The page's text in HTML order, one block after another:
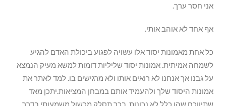
אני חסר ערך.
אף אחד לא אוהב אותי.
כל אחת מאמונות יסוד אלו עשויה לפגוע ביכולת האדם להגיע
לשמחה אמיתית. אמונות יסוד שליליות דומות למשא מעיק הנמצא
על גבנו אך אנחנו לא רואים אותו ולא מרגישים בו. למד לאתר את
אמונות היסוד שלך ולהעמיד אותם במבחן המציאות.יתכן מאד
שתיווכח שהן כלל לא נכונות. בכך תסלק מכשול משמעותי בדרך